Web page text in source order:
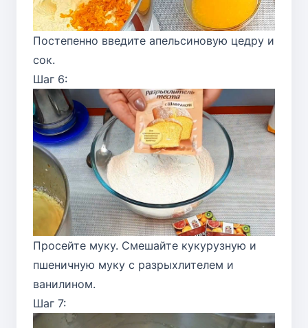
Постепенно введите апельсиновую цедру и
сок.
Шаг 6:
Просейте муку. Смешайте кукурузную и
пшеничную муку с разрыхлителем и
ванилином.
Шаг 7: